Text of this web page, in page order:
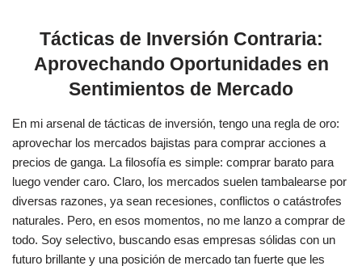
Tácticas de Inversión Contraria:
Aprovechando Oportunidades en
Sentimientos de Mercado
En mi arsenal de tácticas de inversión, tengo una regla de oro:
aprovechar los mercados bajistas para comprar acciones a
precios de ganga. La filosofía es simple: comprar barato para
luego vender caro. Claro, los mercados suelen tambalearse por
diversas razones, ya sean recesiones, conflictos o catástrofes
naturales. Pero, en esos momentos, no me lanzo a comprar de
todo. Soy selectivo, buscando esas empresas sólidas con un
futuro brillante y una posición de mercado tan fuerte que les